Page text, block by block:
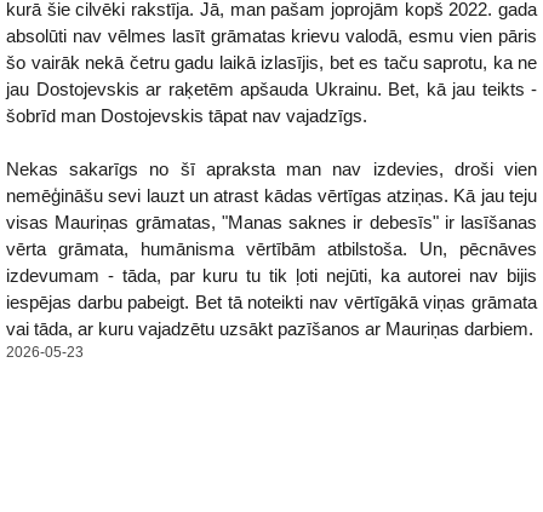
kurā šie cilvēki rakstīja. Jā, man pašam joprojām kopš 2022. gada
absolūti nav vēlmes lasīt grāmatas krievu valodā, esmu vien pāris
šo vairāk nekā četru gadu laikā izlasījis, bet es taču saprotu, ka ne
jau Dostojevskis ar raķetēm apšauda Ukrainu. Bet, kā jau teikts -
šobrīd man Dostojevskis tāpat nav vajadzīgs.
Nekas sakarīgs no šī apraksta man nav izdevies, droši vien
nemēģināšu sevi lauzt un atrast kādas vērtīgas atziņas. Kā jau teju
visas Mauriņas grāmatas, "Manas saknes ir debesīs" ir lasīšanas
vērta grāmata, humānisma vērtībām atbilstoša. Un, pēcnāves
izdevumam - tāda, par kuru tu tik ļoti nejūti, ka autorei nav bijis
iespējas darbu pabeigt. Bet tā noteikti nav vērtīgākā viņas grāmata
vai tāda, ar kuru vajadzētu uzsākt pazīšanos ar Mauriņas darbiem.
2026-05-23